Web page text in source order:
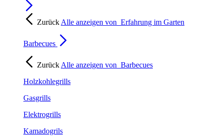
Zurück Alle anzeigen von Erfahrung im Garten
Barbecues
Zurück Alle anzeigen von Barbecues
Holzkohlegrills
Gasgrills
Elektrogrills
Kamadogrils